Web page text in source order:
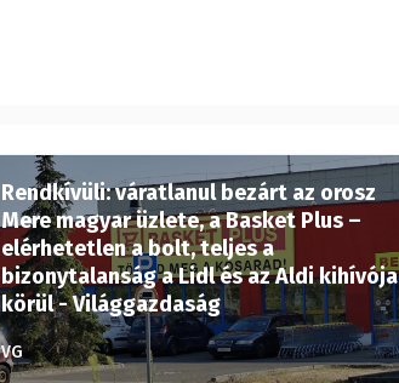
Rendkívüli: váratlanul bezárt az orosz
Mere magyar üzlete, a Basket Plus –
elérhetetlen a bolt, teljes a
bizonytalanság a Lidl és az Aldi kihívója
körül - Világgazdaság
VG